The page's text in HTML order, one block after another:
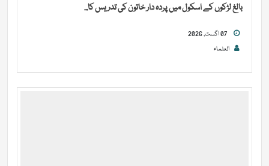
بالغ لڑکوں کے اسکول میں پردہ دار خاتون کی تدریس کا...
العلماء